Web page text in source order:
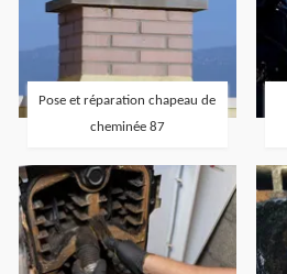
Pose et réparation chapeau de
cheminée 87